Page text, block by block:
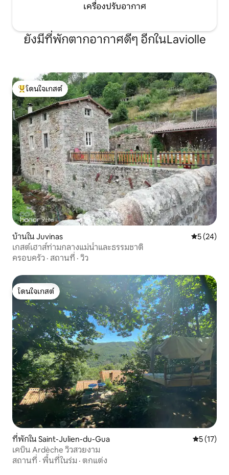
เครื่องปรับอากาศ
ยังมีที่พักตากอากาศดีๆ อีกในLaviolle
โดนใจเกสต์ที่สุด
โดนใจเกสต์
บ้านใน Juvinas คะแนนเฉลี่
5 (24)
เกสต์เฮาส์ท่ามกลางแม่น้ำและธรรมชาติ
ครอบครัว · สถานที่ · วิว
โดนใจเกสต์
โดนใจเกสต์
ที่พักใน Saint-Julien-du-Gua คะแนนเฉลี่
5 (17)
เคบิน Ardèche วิวสวยงาม
สถานที่ · พื้นที่ในร่ม · ตกแต่ง